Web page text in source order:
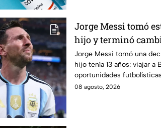
Jorge Messi tomó
hijo y terminó
del fútbol
Jorge Messi tomó una
hijo tenía 13 años: viajar a
oportunidades
hormonal.
08 agosto, 2026